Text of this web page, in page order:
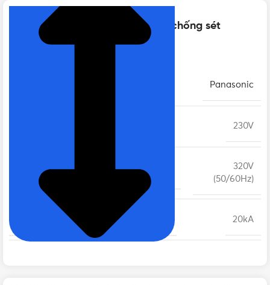
Thông số kỹ thuật của Aptomat chống sét
Panasonic BBDT2321BV
Panasonic
230V
ĐIỆN ÁP LÀM VIỆC LỚN NHẤT (UC)
320V
(50/60Hz)
DÒNG XẢ XUNG SÉT (8/20ΜS) (IN) 20kA